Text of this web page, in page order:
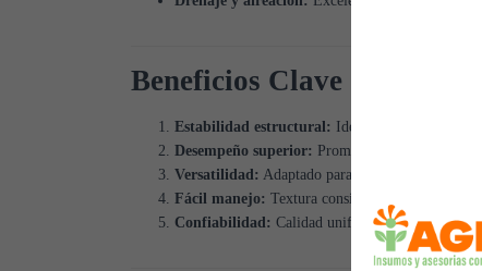
Beneficios Clave
Estabilidad estructural: Ideal para plantas de
Desempeño superior: Promueve un desarrollo
Versatilidad: Adaptado para cultivos en macetas
Fácil manejo: Textura consistente que facilita su
Confiabilidad: Calidad uniforme en cada lote